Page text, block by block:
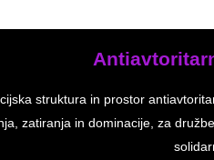
struktura in prostor
zatiranja in dominacije, za